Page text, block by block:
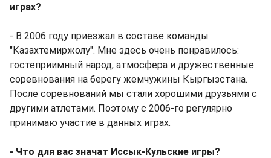
играх?
- В 2006 году приезжал в составе команды
"Казахтемиржолу". Мне здесь очень понравилось:
гостеприимный народ, атмосфера и дружественные
соревнования на берегу жемчужины Кыргызстана.
После соревнований мы стали хорошими друзьями с
другими атлетами. Поэтому с 2006-го регулярно
принимаю участие в данных играх.
- Что для вас значат Иссык-Кульские игры?